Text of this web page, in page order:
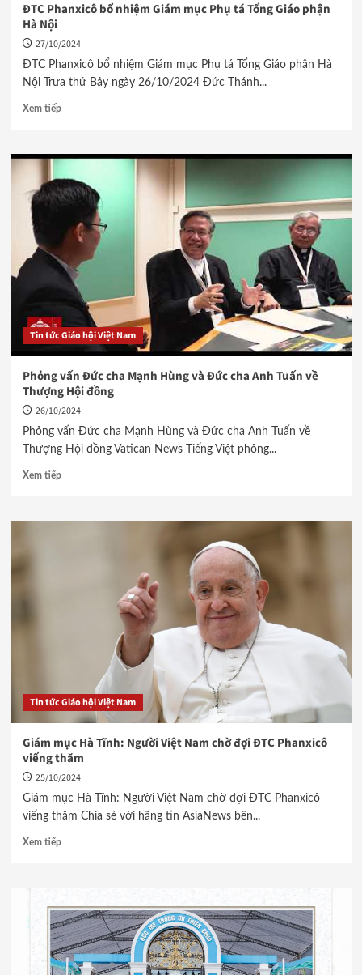
ĐTC Phanxicô bổ nhiệm Giám mục Phụ tá Tổng Giáo phận
Hà Nội
27/10/2024
ĐTC Phanxicô bổ nhiệm Giám mục Phụ tá Tổng Giáo phận Hà
Nội Trưa thứ Bảy ngày 26/10/2024 Đức Thánh...
Xem tiếp
Tin tức Giáo hội Việt Nam
Phỏng vấn Đức cha Mạnh Hùng và Đức cha Anh Tuấn về
Thượng Hội đồng
26/10/2024
Phỏng vấn Đức cha Mạnh Hùng và Đức cha Anh Tuấn về
Thượng Hội đồng Vatican News Tiếng Việt phỏng...
Xem tiếp
Tin tức Giáo hội Việt Nam
Giám mục Hà Tĩnh: Người Việt Nam chờ đợi ĐTC Phanxicô
viếng thăm
25/10/2024
Giám mục Hà Tĩnh: Người Việt Nam chờ đợi ĐTC Phanxicô
viếng thăm Chia sẻ với hãng tin AsiaNews bên...
Xem tiếp